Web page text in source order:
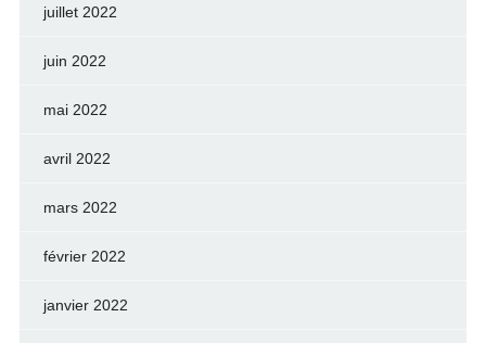
juillet 2022
juin 2022
mai 2022
avril 2022
mars 2022
février 2022
janvier 2022